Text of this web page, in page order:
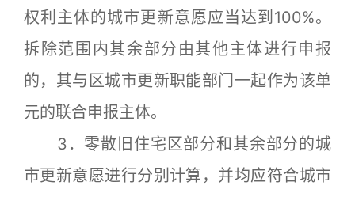
权利主体的城市更新意愿应当达到100%。
拆除范围内其余部分由其他主体进行申报
的，其与区城市更新职能部门一起作为该单
元的联合申报主体。
3．零散旧住宅区部分和其余部分的城
市更新意愿进行分别计算，并均应符合城市